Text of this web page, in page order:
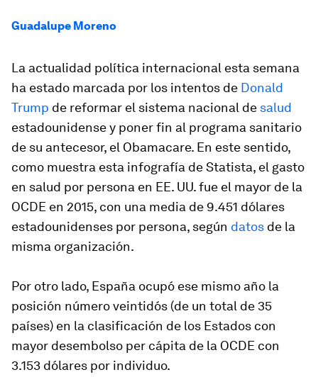
Guadalupe Moreno
La actualidad política internacional esta semana
ha estado marcada por los intentos de Donald
Trump de reformar el sistema nacional de salud
estadounidense y poner fin al programa sanitario
de su antecesor, el Obamacare. En este sentido,
como muestra esta infografía de Statista, el gasto
en salud por persona en EE. UU. fue el mayor de la
OCDE en 2015, con una media de 9.451 dólares
estadounidenses por persona, según datos de la
misma organización.
Por otro lado, España ocupó ese mismo año la
posición número veintidós (de un total de 35
países) en la clasificación de los Estados con
mayor desembolso per cápita de la OCDE con
3.153 dólares por individuo.